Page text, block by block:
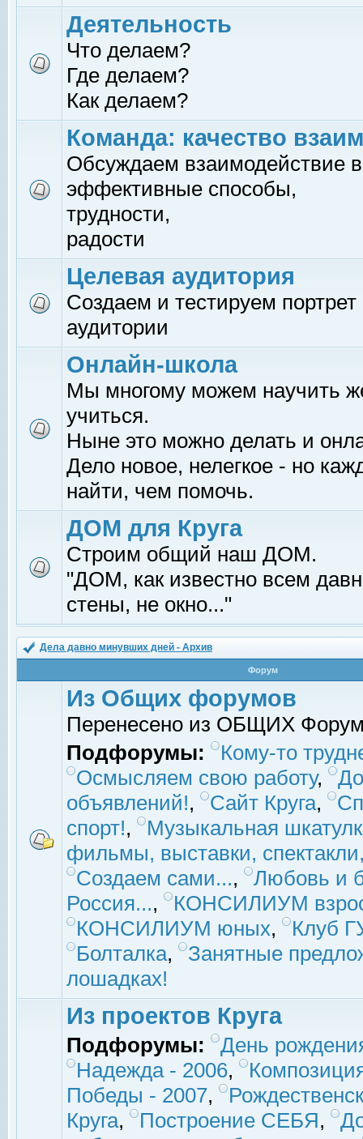
Деятельность
Что делаем?
Где делаем?
Как делаем?
Команда: качество
Обсуждаем взаимодействие
эффективные способы,
трудности,
радости
Целевая аудитория
Создаем и тестируем
аудитории
Онлайн-школа
Мы многому можем научить
учиться.
Ныне это можно делать и
Дело новое, нелегкое - но
найти, чем помочь.
ДОМ для Круга
Строим общий наш ДОМ.
"ДОМ, как известно всем
стены, не окно..."
Дела давно минувших дней - Архив
Форум
Из Общих форумов
Перенесено из ОБЩИХ
Подфорумы:
Кому-то
Осмысляем свою работу,
объявлений!, Сайт Круга,
спорт!,
Музыкальная
фильмы, выставки,
Создаем сами...,
Любовь и
Россия...,
КОНСИЛИУМ
КОНСИЛИУМ юных,
Клуб
Болталка,
Занятные
лошадках!
Из проектов Круга
Подфорумы:
День
Надежда - 2006,
Победы - 2007,
Круга, Построение СЕБЯ,